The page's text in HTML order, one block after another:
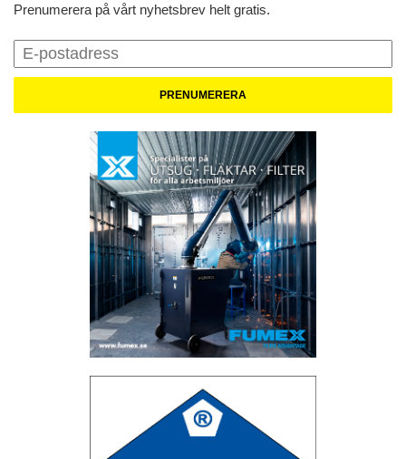
Prenumerera på vårt nyhetsbrev helt gratis.